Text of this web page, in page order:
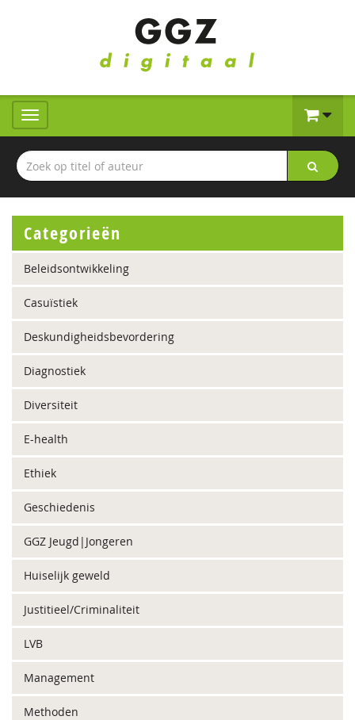
Categorieën
Beleidsontwikkeling
Casuïstiek
Deskundigheidsbevordering
Diagnostiek
Diversiteit
E-health
Ethiek
Geschiedenis
GGZ Jeugd|Jongeren
Huiselijk geweld
Justitieel/Criminaliteit
LVB
Management
Methoden